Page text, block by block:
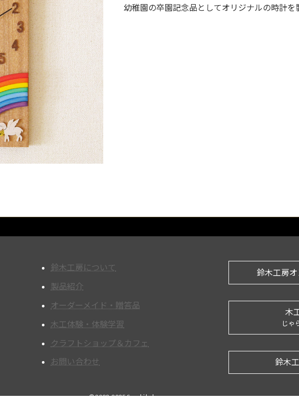
幼稚園の卒園記念品としてオリジナルの時計を
鈴木工房について
製品紹介
オーダーメイド・贈答品
木工体験・体験学習
クラフトショップ＆カフェ
お問い合わせ
鈴木工房
木
じゃ
鈴木
© 2002-2025 Suzuki kobo